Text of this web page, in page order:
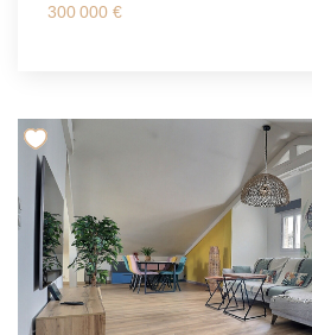
Tel agence : 04 94 83 19 96 Les informations sur les
risques auxquels ce bien est
300 000 €